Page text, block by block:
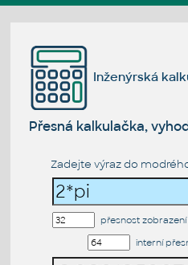
Inženýrská
Přesná kalkulačka,
Zadejte výraz do
přesnost
interní